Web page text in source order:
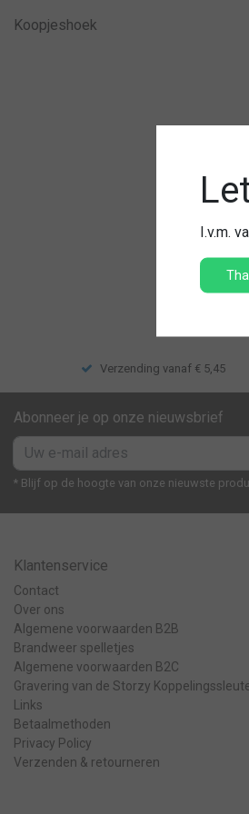
Koopjeshoek
Verzending vanaf € 5,45
Abonneer je op onze nieuwsbrief
* Blijf op de hoogte van onze nieuwste
Klantenservice
Contact
Over ons
Algemene voorwaarden B2B
Brandweer spelletjes
Algemene voorwaarden B2C
Gravering van de Storzy
Links
Betaalmethoden
Privacy Policy
Verzenden & retourneren
I.v.m.